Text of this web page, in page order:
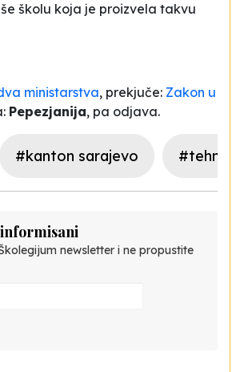
školu koja je proizvela takvu
ministarstva, prekjuče: Zakon u
Pepezjanija, pa odjava.
#kanton sarajevo
newsletter i ne propustite